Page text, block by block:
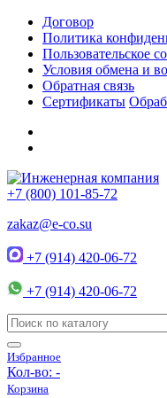
Договор
Политика
Пользовательское
Условия обмена и
Обратная связь
Сертификаты
+7 (800) 101-85-72
zakaz@e-co.su
+7 (914) 420-06-72
+7 (914) 420-06-72
Избранное
Кол-во: -
Корзина